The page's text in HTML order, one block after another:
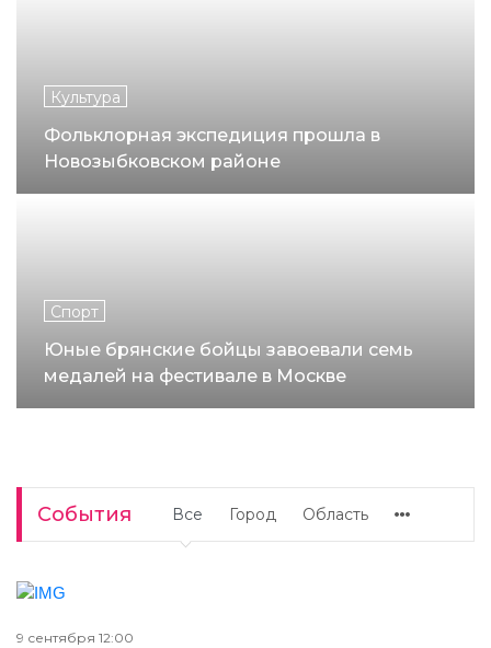
Культура
Фольклорная экспедиция прошла в
Новозыбковском районе
Спорт
Юные брянские бойцы завоевали семь
медалей на фестивале в Москве
События Все Город Область
9 сентября 12:00